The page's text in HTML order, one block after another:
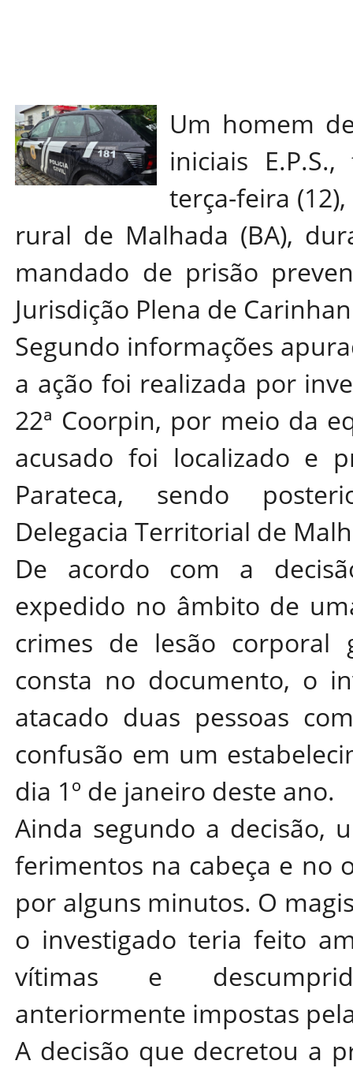
Um homem
iniciais
terça-feira
rural de Malhada (BA),
mandado de prisão
Jurisdição Plena de
Segundo informações
a ação foi realizada por
22ª Coorpin, por meio da
acusado foi localizado e
Parateca, sendo
Delegacia Territorial de
De acordo com a
expedido no âmbito de
crimes de lesão corporal
consta no documento, o
atacado duas pessoas
confusão em um
dia 1º de janeiro deste ano.
Ainda segundo a decisão,
ferimentos na cabeça e no
por alguns minutos. O
o investigado teria feito
vítimas e
anteriormente impostas
A decisão que decretou a